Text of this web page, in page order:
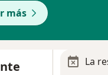
más
La